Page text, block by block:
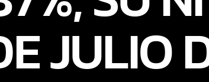
JULIO